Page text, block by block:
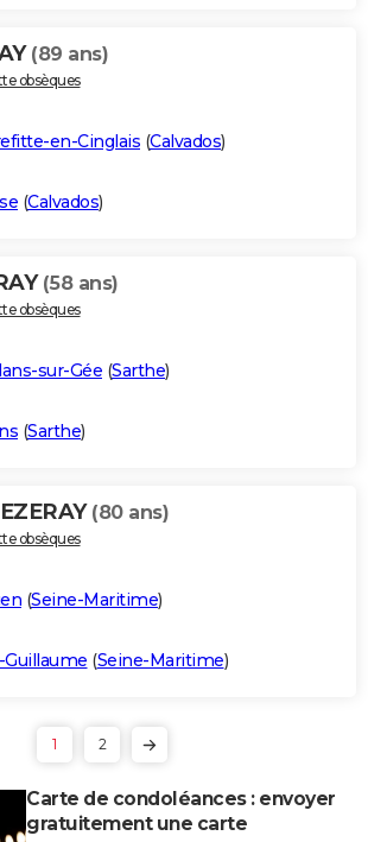
(89 ans)
obsèques
en-Cinglais (Calvados)
(Calvados)
(58 ans)
obsèques
sur-Gée (Sarthe)
(Sarthe)
(80 ans)
obsèques
(Seine-Maritime)
Guillaume (Seine-Maritime)
1 2
Carte de condoléances : envoyer
gratuitement une carte